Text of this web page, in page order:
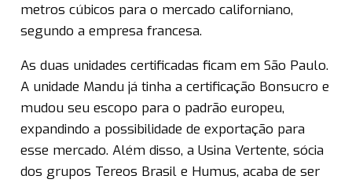
metros cúbicos para o mercado californiano,
segundo a empresa francesa.
As duas unidades certificadas ficam em São Paulo.
A unidade Mandu já tinha a certificação Bonsucro e
mudou seu escopo para o padrão europeu,
expandindo a possibilidade de exportação para
esse mercado. Além disso, a Usina Vertente, sócia
dos grupos Tereos Brasil e Humus, acaba de ser